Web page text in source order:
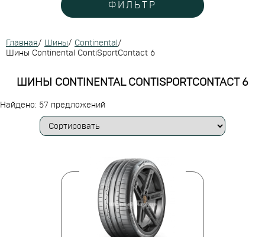
ФИЛЬТР
Главная/ Шины/ Continental /
Шины Continental ContiSportContact 6
ШИНЫ CONTINENTAL CONTISPORTCONTACT 6
Найдено: 57 предложений